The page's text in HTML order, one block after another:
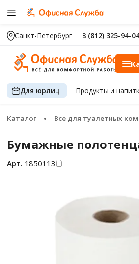
Санкт-Петербург 8 (812) 325-94-04
Для юрлиц Продуктыи
Каталог Все для туалетных
Бумажные
Арт. 1850113